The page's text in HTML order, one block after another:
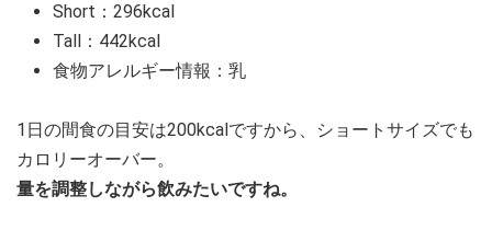
Short：296kcal
Tall：442kcal
食物アレルギー情報：乳
1日の間食の目安は200kcalですから、ショートサイズでも
カロリーオーバー。
量を調整しながら飲みたいですね。